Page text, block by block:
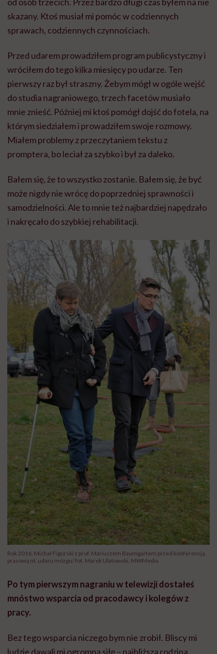
skazany. Ktoś musiał mi pomóc w codziennych
sprawach, codziennych czynnościach.
Przed udarem prowadziłem program publicystyczny i
wróciłem do tego kilka miesięcy po udarze. Ten
pierwszy raz był straszny. Żebym mógł w ogóle wejść
do studia nagraniowego, trzech facetów musiało
mnie znieść. Później mi ktoś pomógł dojść do fotela, na
którym siedziałem i prowadziłem swoje rozmowy.
Miałem problemy z przeczytaniem tekstu z
promptera, bo leciał za szybko i był za daleko.
Bałem się, że to wszystko zostanie. Bałem się, że być
może nigdy nie wrócę do poprzedniej sprawności i
samodzielności. Ale to mnie też najbardziej napędzało
i nakręcało do szybkiej rehabilitacji.
Rok 2016, Michał Figurski z prof. Mariuszem Baumgartem przed konferencją
prasową nt. udaru mózgu/ fot. Marek Ulatowski, MWMedia
Po tym pierwszym nagraniu w telewizji dostałeś
mnóstwo wsparcia od pracodawcy i kolegów z
pracy.
Bez tego wsparcia niczego bym nie zrobił. Bliscy mi
ludzie dawali mi ogromną siłę – najbliższa rodzina,